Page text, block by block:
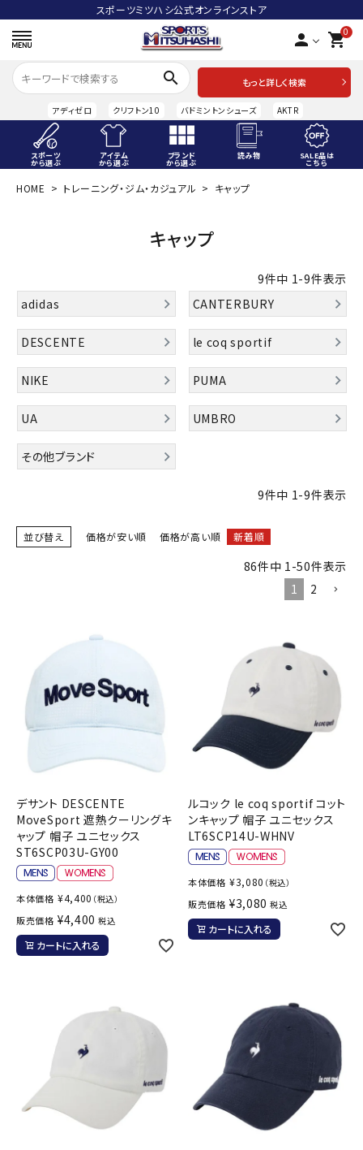
スポーツミツハシ公式オンラインストア
person 0
shopping_cart
search
もっと詳しく検索
アディゼロ クリフトン10 バドミントンシューズ AKTR
スポーツ
から選ぶ
アイテム
から選ぶ
ブランド
から選ぶ
読み物 SALE品は
こちら
ACCOUNT MENU
会員登録
スポーツから選ぶ
アイテムから選ぶ
ブランドから選ぶ
SALE品はこちら
INFORMATIOM
お問い合わせ
HOME トレーニング・ジム・カジュアル キャップ
キャップ
9件中 1-9件表示
adidas
CANTERBURY
DESCENTE le coq sportif
NIKE PUMA
UA UMBRO
その他ブランド
9件中 1-9件表示
並び替え 価格が安い順 価格が高い順 新着順
86件中 1-50件表示
1
2
デサント DESCENTE
MoveSport 遮熱クーリングキ
ャップ 帽子 ユニセックス
ST6SCP03U-GY00
本体価格 ¥4,400 （税込）
販売価格 ¥4,400 税込
カートに入れる
ルコック le coq sportif コット
ンキャップ 帽子 ユニセックス
LT6SCP14U-WHNV
本体価格 ¥3,080 （税込）
販売価格 ¥3,080 税込
カートに入れる